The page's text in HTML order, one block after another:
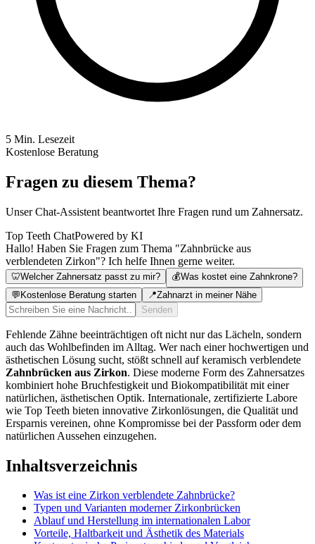
5 Min. Lesezeit
Kostenlose Beratung
Fragen zu diesem Thema?
Unser Chat-Assistent beantwortet Ihre Fragen rund um Zahnersatz.
Top Teeth ChatPowered by KI
Hallo! Haben Sie Fragen zum Thema "Zahnbrücke aus
verblendeten Zirkon"? Ich helfe Ihnen gerne weiter.
🦷Welcher Zahnersatz passt zu mir? 💰Was kostet eine Zahnkrone?
💬Kostenlose Beratung starten 📍Zahnarzt in meiner Nähe
Senden
Fehlende Zähne beeinträchtigen oft nicht nur das Lächeln, sondern
auch das Wohlbefinden im Alltag. Wer nach einer hochwertigen und
ästhetischen Lösung sucht, stößt schnell auf keramisch verblendete
Zahnbrücken aus Zirkon. Diese moderne Form des Zahnersatzes
kombiniert hohe Bruchfestigkeit und Biokompatibilität mit einer
natürlichen, ästhetischen Optik. Internationale, zertifizierte Labore
wie Top Teeth bieten innovative Zirkonlösungen, die Qualität und
Ersparnis vereinen, ohne Kompromisse bei der Passform oder dem
natürlichen Aussehen einzugehen.
Inhaltsverzeichnis
Was ist eine Zirkon verblendete Zahnbrücke?
Typen und Varianten moderner Zirkonbrücken
Ablauf und Herstellung im internationalen Labor
Vorteile, Haltbarkeit und Ästhetik des Materials